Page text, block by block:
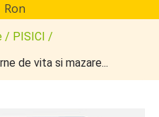
Ron
/ PISICI /
de vita si mazare...